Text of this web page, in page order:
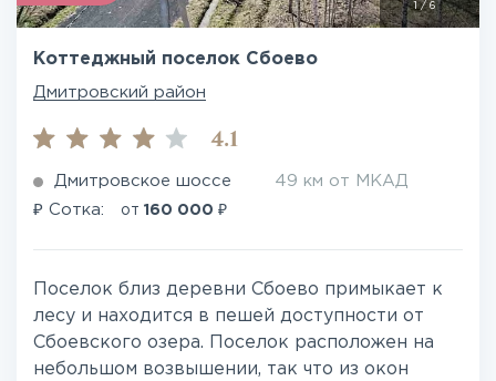
1/6
Коттеджный поселок Сбоево
Дмитровский район
4.1
Дмитровское шоссе 49 км от МКАД
₽ Сотка: от 160 000 ₽
Поселок близ деревни Сбоево примыкает к
лесу и находится в пешей доступности от
Сбоевского озера. Поселок расположен на
небольшом возвышении, так что из окон